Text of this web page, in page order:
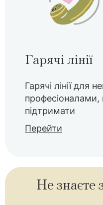
Гарячі лінії
Гарячі лінії для
професіоналами,
підтримати
Перейти
Не знаєте